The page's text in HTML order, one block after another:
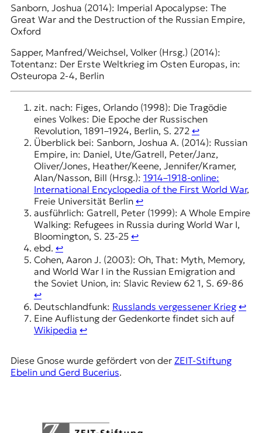
Sanborn, Joshua (2014): Imperial Apocalypse: The
Great War and the Destruction of the Russian Empire,
Oxford
Sapper, Manfred/Weichsel, Volker (Hrsg.) (2014):
Totentanz: Der Erste Weltkrieg im Osten Europas, in:
Osteuropa 2-4, Berlin
zit. nach: Figes, Orlando (1998): Die Tragödie
eines Volkes: Die Epoche der Russischen
Revolution, 1891–1924, Berlin, S. 272 ↩︎
Überblick bei: Sanborn, Joshua A. (2014): Russian
Empire, in: Daniel, Ute/Gatrell, Peter/Janz,
Oliver/Jones, Heather/Keene, Jennifer/Kramer,
Alan/Nasson, Bill (Hrsg.): 1914–1918-online:
International Encyclopedia of the First World War,
Freie Universität Berlin ↩︎
ausführlich: Gatrell, Peter (1999): A Whole Empire
Walking: Refugees in Russia during World War I,
Bloomington, S. 23-25 ↩︎
ebd. ↩︎
Cohen, Aaron J. (2003): Oh, That: Myth, Memory,
and World War I in the Russian Emigration and
the Soviet Union, in: Slavic Review 62 1, S. 69-86
↩︎
Deutschlandfunk: Russlands vergessener Krieg ↩︎
Eine Auflistung der Gedenkorte findet sich auf
Wikipedia ↩︎
Diese Gnose wurde gefördert von der ZEIT-Stiftung
Ebelin und Gerd Bucerius.